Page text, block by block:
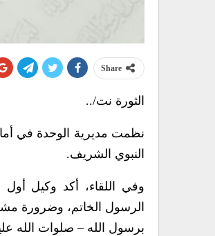
Share
الثورة نت/..
نظمت مديرية الوحدة في
النبوي الشريف.
وفي اللقاء، أكد وكيل أول
الرسول الخاتم، وضرورة
برسول الله – صلوات الله